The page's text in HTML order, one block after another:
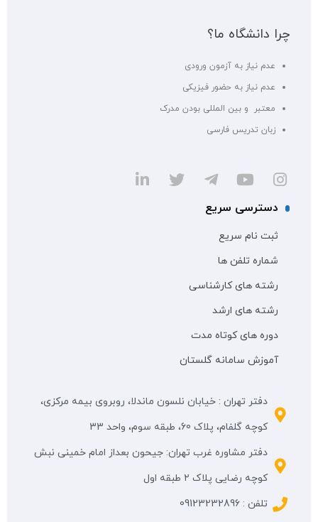
چرا دانشگاه ما؟
عدم نیاز به آزمون ورودی
عدم نیاز به حضور فیزیکی
معتبر و بین المللی بودن مدرک
زبان تدریس فارسی
دسترسی سریع
ثبت نام سریع
شماره تلفن ها
رشته های کارشناسی
رشته های ارشد
دوره های کوتاه مدت
آموزش سامانه گلستان
دفتر تهران : خیابان نلسون ماندلا، روبروی بیمه مرکزی،
کوچه گلفام، پلاک 60، طبقه سوم، واحد 33
دفتر مشاوره غرب تهران: جیحون بعداز امام خمینی نبش
کوچه رضایی پلاک ۲ طبقه اول
تلفن : 09123232896